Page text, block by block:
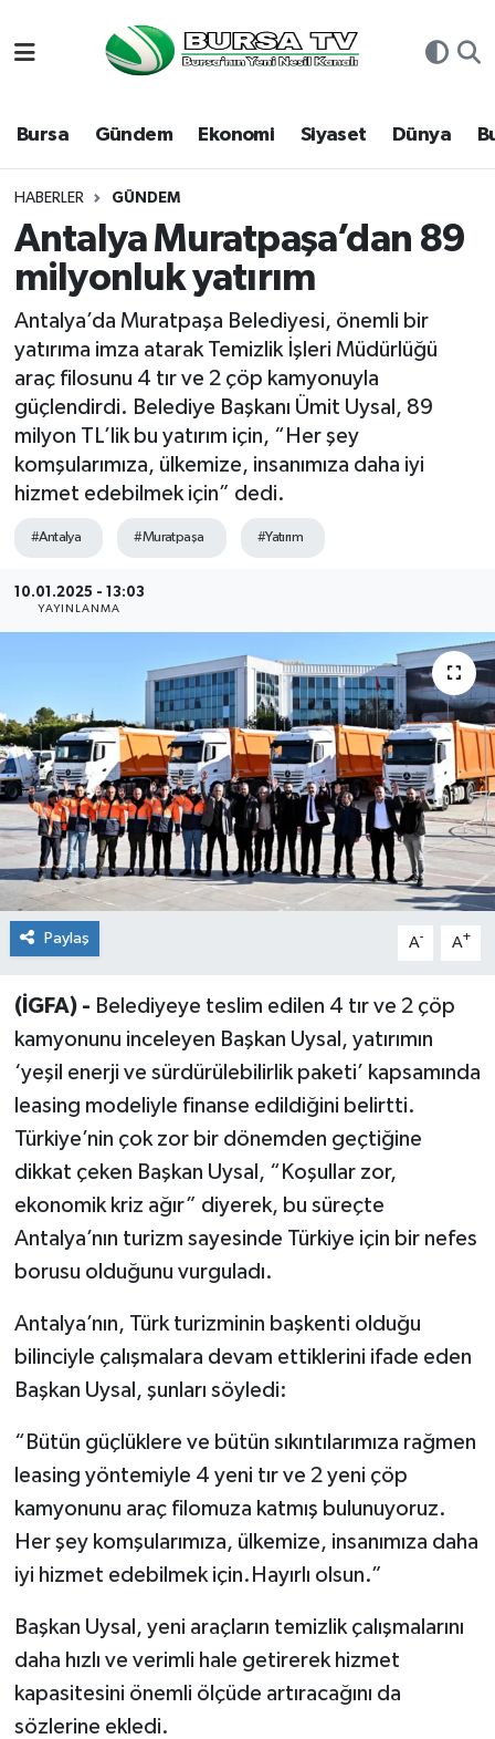
Bursa Gündem Ekonomi Siyaset Dünya
HABERLER GÜNDEM
Antalya Muratpaşa’dan 89
milyonluk yatırım
Antalya’da Muratpaşa Belediyesi, önemli bir
yatırıma imza atarak Temizlik İşleri Müdürlüğü
araç filosunu 4 tır ve 2 çöp kamyonuyla
güçlendirdi. Belediye Başkanı Ümit Uysal, 89
milyon TL’lik bu yatırım için, “Her şey
komşularımıza, ülkemize, insanımıza daha iyi
hizmet edebilmek için” dedi.
#Antalya #Muratpaşa #Yatırım
10.01.2025 - 13:03
YAYINLANMA
Paylaş A- A+
(İGFA) - Belediyeye teslim edilen 4 tır ve 2 çöp
kamyonunu inceleyen Başkan Uysal, yatırımın
‘yeşil enerji ve sürdürülebilirlik paketi’ kapsamında
leasing modeliyle finanse edildiğini belirtti.
Türkiye’nin çok zor bir dönemden geçtiğine
dikkat çeken Başkan Uysal, “Koşullar zor,
ekonomik kriz ağır” diyerek, bu süreçte
Antalya’nın turizm sayesinde Türkiye için bir nefes
borusu olduğunu vurguladı.
Antalya’nın, Türk turizminin başkenti olduğu
bilinciyle çalışmalara devam ettiklerini ifade eden
Başkan Uysal, şunları söyledi:
“Bütün güçlüklere ve bütün sıkıntılarımıza rağmen
leasing yöntemiyle 4 yeni tır ve 2 yeni çöp
kamyonunu araç filomuza katmış bulunuyoruz.
Her şey komşularımıza, ülkemize, insanımıza daha
iyi hizmet edebilmek için.Hayırlı olsun.”
Başkan Uysal, yeni araçların temizlik çalışmalarını
daha hızlı ve verimli hale getirerek hizmet
kapasitesini önemli ölçüde artıracağını da
sözlerine ekledi.
Bursa
Dünya
Eğitim
Ekonomi
Genel
Magazin
Sağlık
Siyaset
Teknoloji
Türkiye
Hava Durumu
Namaz Vakitleri
Trafik Durumu
Süper Lig Puan Durumu ve Fikstür
Tüm Manşetler
Son Dakika Haberleri
Haber Arşivi